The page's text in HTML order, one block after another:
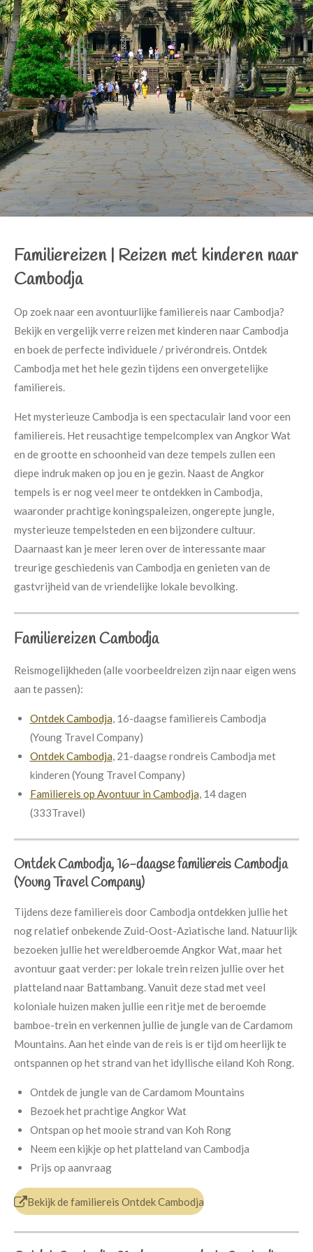
Familiereizen | Reizen met kinderen naar
Cambodja
Op zoek naar een avontuurlijke familiereis naar Cambodja?
Bekijk en vergelijk verre reizen met kinderen naar Cambodja
en boek de perfecte individuele / privérondreis. Ontdek
Cambodja met het hele gezin tijdens een onvergetelijke
familiereis.
Het mysterieuze Cambodja is een spectaculair land voor een
familiereis. Het reusachtige tempelcomplex van Angkor Wat
en de grootte en schoonheid van deze tempels zullen een
diepe indruk maken op jou en je gezin. Naast de Angkor
tempels is er nog veel meer te ontdekken in Cambodja,
waaronder prachtige koningspaleizen, ongerepte jungle,
mysterieuze tempelsteden en een bijzondere cultuur.
Daarnaast kan je meer leren over de interessante maar
treurige geschiedenis van Cambodja en genieten van de
gastvrijheid van de vriendelijke lokale bevolking.
Familiereizen Cambodja
Reismogelijkheden (alle voorbeeldreizen zijn naar eigen wens
aan te passen):
Ontdek Cambodja, 16-daagse familiereis Cambodja
(Young Travel Company)
Ontdek Cambodja, 21-daagse rondreis Cambodja met
kinderen (Young Travel Company)
Familiereis op Avontuur in Cambodja, 14 dagen
(333Travel)
Ontdek Cambodja, 16-daagse familiereis Cambodja
(Young Travel Company)
Tijdens deze familiereis door Cambodja ontdekken jullie het
nog relatief onbekende Zuid-Oost-Aziatische land. Natuurlijk
bezoeken jullie het wereldberoemde Angkor Wat, maar het
avontuur gaat verder: per lokale trein reizen jullie over het
platteland naar Battambang. Vanuit deze stad met veel
koloniale huizen maken jullie een ritje met de beroemde
bamboe-trein en verkennen jullie de jungle van de Cardamom
Mountains. Aan het einde van de reis is er tijd om heerlijk te
ontspannen op het strand van het idyllische eiland Koh Rong.
Ontdek de jungle van de Cardamom Mountains
Bezoek het prachtige Angkor Wat
Ontspan op het mooie strand van Koh Rong
Neem een kijkje op het platteland van Cambodja
Prijs op aanvraag
Bekijk de familiereis Ontdek Cambodja